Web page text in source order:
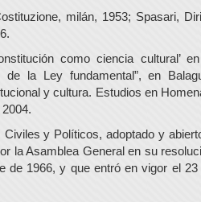
milán, 1953; Spasari,
como ciencia cultural’
la Ley fundamental”, en
y cultura. Estudios en
y Políticos, adoptado y
la Asamblea General en su
de 1966, y que entró en vigor el 23